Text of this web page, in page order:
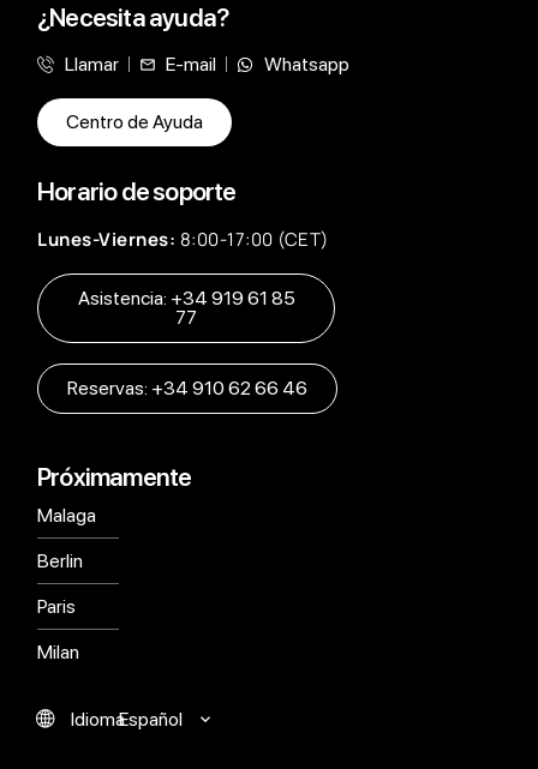
¿Necesita ayuda?
Llamar E-mail Whatsapp
Centro de Ayuda
Horario de soporte
Lunes-Viernes: 8:00-17:00 (CET)
Asistencia: +34 919 61 85
77
Reservas: +34 910 62 66 46
Próximamente
Malaga
Berlin
Paris
Milan
IdiomaEspañol
English